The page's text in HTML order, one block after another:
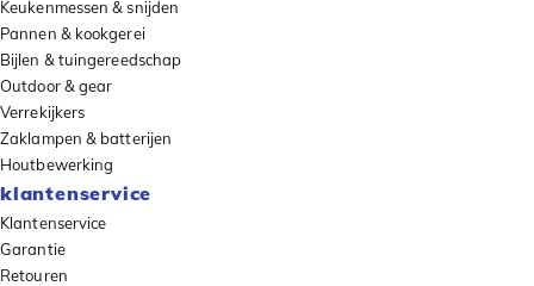
Keukenmessen & snijden
Pannen & kookgerei
Bijlen & tuingereedschap
Outdoor & gear
Verrekijkers
Zaklampen & batterijen
Houtbewerking
klantenservice
Klantenservice
Garantie
Retouren